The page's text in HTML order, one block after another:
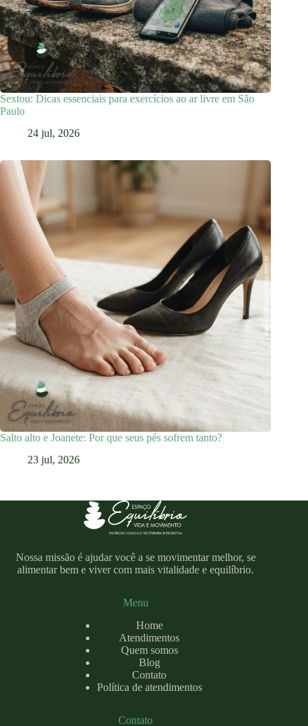
Sextou: Dicas essenciais para exercícios ao ar livre em São
Paulo
24 jul, 2026
Salto alto e Joanete: Por que seus pés sofrem tanto?
23 jul, 2026
Nossa missão é ajudar você a se movimentar melhor, se
alimentar bem e viver com mais vitalidade e equilíbrio.
Menu
Home
Atendimentos
Quem somos
Blog
Contato
Política de atendimentos
Contato